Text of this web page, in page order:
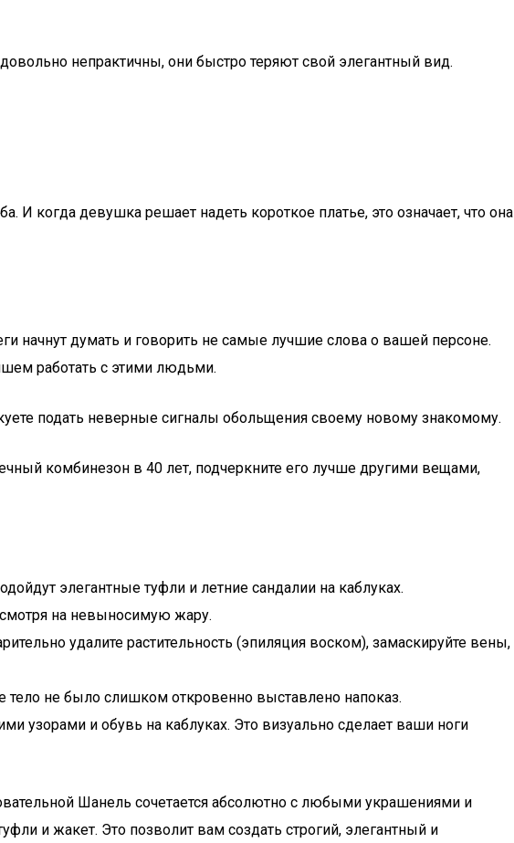
непрактичны, они быстро теряют свой элегантный вид.
когда девушка решает надеть короткое платье, это означает, что она
начнут думать и говорить не самые лучшие слова о вашей персоне.
работать с этими людьми.
подать неверные сигналы обольщения своему новому знакомому.
комбинезон в 40 лет, подчеркните его лучше другими вещами,
элегантные туфли и летние сандалии на каблуках.
на невыносимую жару.
удалите растительность (эпиляция воском), замаскируйте вены,
не было слишком откровенно выставлено напоказ.
узорами и обувь на каблуках. Это визуально сделает ваши ноги
Шанель сочетается абсолютно с любыми украшениями и
и жакет. Это позволит вам создать строгий, элегантный и